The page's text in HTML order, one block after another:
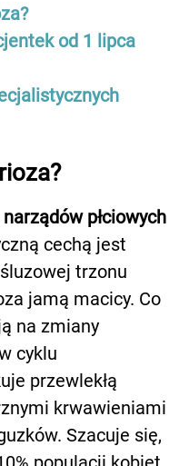
od 1 lipca
narządów płciowych
cechą jest
trzonu
jamą macicy. Co
na zmiany
cyklu
przewlekłą
krwawieniami
Szacuje się,